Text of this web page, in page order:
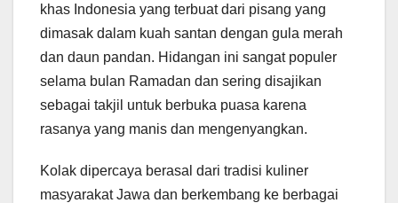
khas Indonesia yang terbuat dari pisang yang
dimasak dalam kuah santan dengan gula merah
dan daun pandan. Hidangan ini sangat populer
selama bulan Ramadan dan sering disajikan
sebagai takjil untuk berbuka puasa karena
rasanya yang manis dan mengenyangkan.
Kolak dipercaya berasal dari tradisi kuliner
masyarakat Jawa dan berkembang ke berbagai